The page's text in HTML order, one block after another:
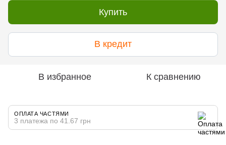
Купить
В кредит
В избранное К сравнению
ОПЛАТА ЧАСТЯМИ
3 платежа по 41.67 грн